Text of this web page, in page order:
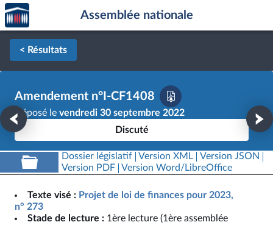
Aller au contenu
Aller en bas de la page
Accèder
à la
page
d'accueil
Assemblée nationale
< Résultats
Amendement n°I-CF1408
Déposé le vendredi 30 septembre 2022
Discuté
Dossier législatif Version XML
Version JSON
Version PDF
Version Word/LibreOffice
Texte visé : Projet de loi de finances pour 2023,
n° 273
Stade de lecture : 1ère lecture (1ère assemblée